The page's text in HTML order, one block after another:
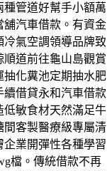
管道好幫手小額萬
舖汽車借款。有資金
氣空調領導品牌致
道前往龜山島觀賞
抽化糞池定期抽水肥
續借貸永和汽車借款
低敏食材天然滿足牛
間客製醫療級專屬清
業開彈性各種學習
檔。傳統借款不再